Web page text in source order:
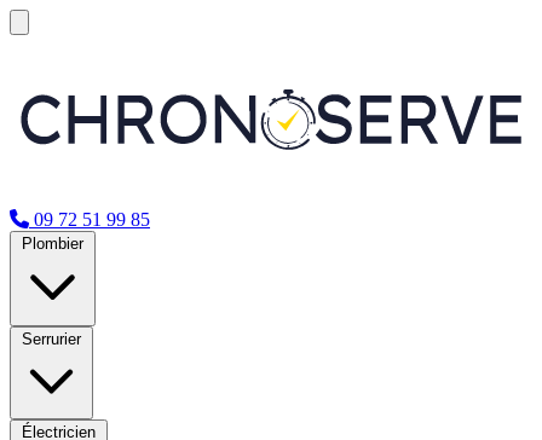
09 72 51 99 85
Plombier
Serrurier
Électricien